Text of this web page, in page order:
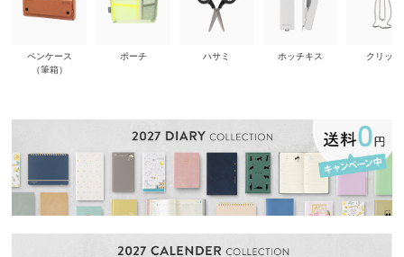
ペンケース
（筆箱）
ポーチ ハサミ ホッチキス クリップ